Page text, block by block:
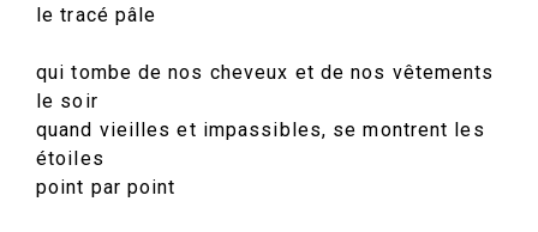
le tracé pâle
qui tombe de nos cheveux et de nos vêtements
le soir
quand vieilles et impassibles, se montrent les
étoiles
point par point